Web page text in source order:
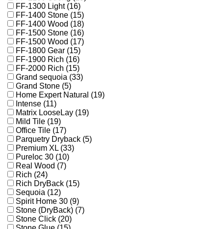
FF-1300 Light (16)
FF-1400 Stone (15)
FF-1400 Wood (18)
FF-1500 Stone (16)
FF-1500 Wood (17)
FF-1800 Gear (15)
FF-1900 Rich (16)
FF-2000 Rich (15)
Grand sequoia (33)
Grand Stone (5)
Home Expert Natural (19)
Intense (11)
Matrix LooseLay (19)
Mild Tile (19)
Office Tile (17)
Parquetry Dryback (5)
Premium XL (33)
Pureloc 30 (10)
Real Wood (7)
Rich (24)
Rich DryBack (15)
Sequoia (12)
Spirit Home 30 (9)
Stone (DryBack) (7)
Stone Click (20)